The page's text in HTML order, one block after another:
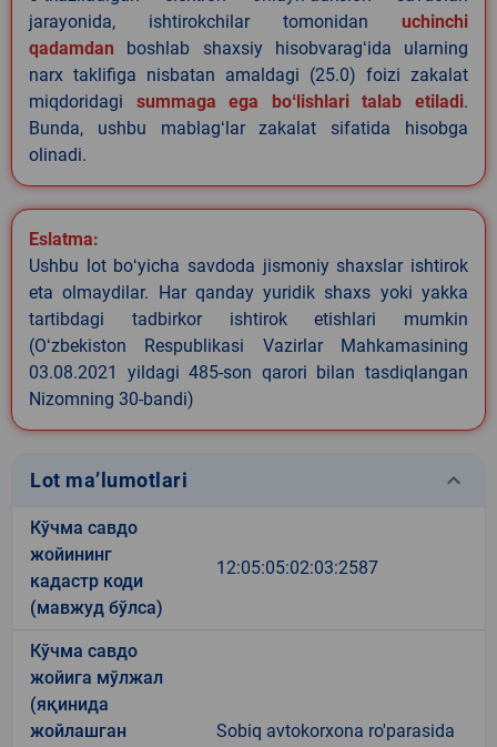
jarayonida, ishtirokchilar tomonidan uchinchi
qadamdan boshlab shaxsiy hisobvaragʻida ularning
narx taklifiga nisbatan amaldagi (25.0) foizi zakalat
miqdoridagi summaga ega boʻlishlari talab etiladi.
Bunda, ushbu mablagʻlar zakalat sifatida hisobga
olinadi.
Eslatma:
Ushbu lot boʻyicha savdoda jismoniy shaxslar ishtirok
eta olmaydilar. Har qanday yuridik shaxs yoki yakka
tartibdagi tadbirkor ishtirok etishlari mumkin
(Oʻzbekiston Respublikasi Vazirlar Mahkamasining
03.08.2021 yildagi 485-son qarori bilan tasdiqlangan
Nizomning 30-bandi)
Lot ma’lumotlari keyboard_arrow_down
Кўчма савдо
жойининг
кадастр коди
(мавжуд бўлса)
12:05:05:02:03:2587
Кўчма савдо
жойига мўлжал
(яқинида
жойлашган
Sobiq avtokorxona ro'parasida